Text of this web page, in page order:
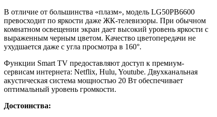
В отличие от большинства «плазм», модель LG50PB6600
превосходит по яркости даже ЖК-телевизоры. При обычном
комнатном освещении экран дает высокий уровень яркости с
выраженным черным цветом. Качество цветопередачи не
ухудшается даже с угла просмотра в 160°.
Функции Smart TV предоставляют доступ к премиум-
сервисам интернета: Netflix, Hulu, Youtube. Двухканальная
акустическая система мощностью 20 Вт обеспечивает
оптимальный уровень громкости.
Достоинства: